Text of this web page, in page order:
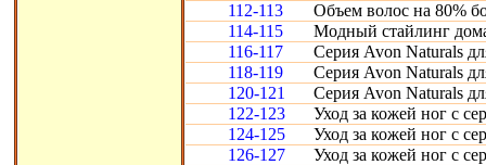
112-113
Объем волос на 80%
114-115
Модный стайлинг
116-117
Серия Avon Naturals
118-119
Серия Avon Naturals
120-121
Серия Avon Naturals
122-123
Уход за кожей ног с
124-125
Уход за кожей ног с
126-127
Уход за кожей ног с